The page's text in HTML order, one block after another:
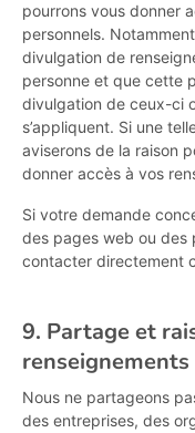
pourrons vous donner
personnels.
divulgation de
personne et que cette
divulgation de ceux-ci
s’appliquent. Si une
aviserons de la raison
donner accès à vos
Si votre demande
des pages web ou des
contacter directement
9. Partage et
Nous ne partageons
des entreprises, des